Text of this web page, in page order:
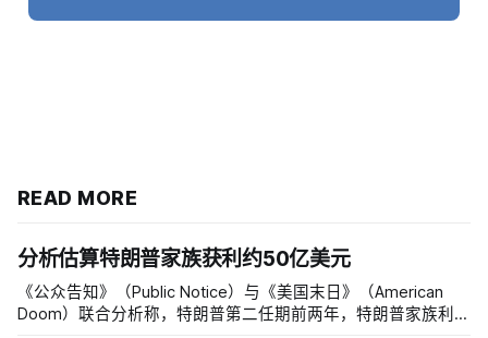
READ MORE
分析估算特朗普家族获利约50亿美元
《公众告知》（Public Notice）与《美国末日》（American
Doom）联合分析称，特朗普第二任期前两年，特朗普家族利润